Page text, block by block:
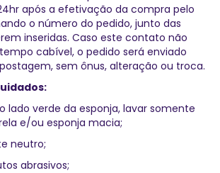
após a efetivação da compra pelo
o número do pedido, junto das
inseridas. Caso este contato não
cabível, o pedido será enviado
sem ônus, alteração ou troca.
lado verde da esponja, lavar somente
e/ou esponja macia;
neutro;
abrasivos;